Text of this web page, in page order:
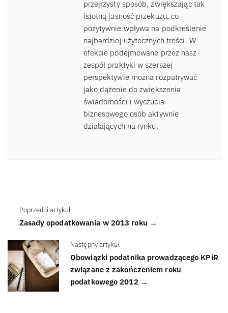
przejrzysty sposób, zwiększając tak
istotną jasność przekazu, co
pozytywnie wpływa na podkreślenie
najbardziej użytecznych treści. W
efekcie podejmowane przez nasz
zespół praktyki w szerszej
perspektywie można rozpatrywać
jako dążenie do zwiększenia
świadomości i wyczucia
biznesowego osób aktywnie
działających na rynku.
Poprzedni artykuł
Zasady opodatkowania w 2013 roku →
Następny artykuł
Obowiązki podatnika prowadzącego KPiR
związane z zakończeniem roku
podatkowego 2012 →